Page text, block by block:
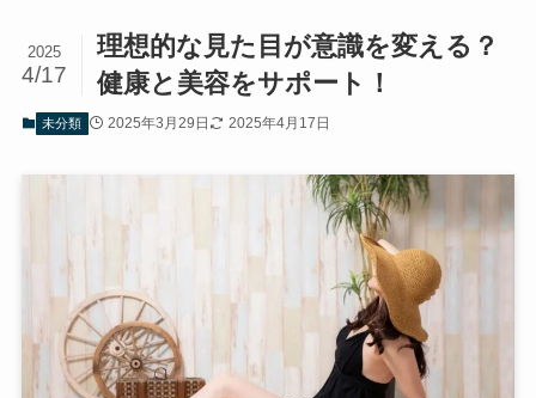
理想的な見た目が意識を変える？
健康と美容をサポート！
2025
4/17
未分類 2025年3月29日 2025年4月17日